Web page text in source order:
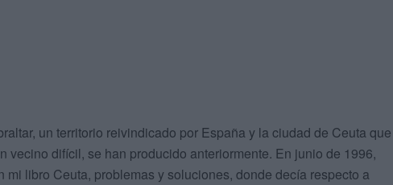
un territorio reivindicado por España y la ciudad de Ceuta que
vecino difícil, se han producido anteriormente. En junio de 1996,
libro Ceuta, problemas y soluciones, donde decía respecto a